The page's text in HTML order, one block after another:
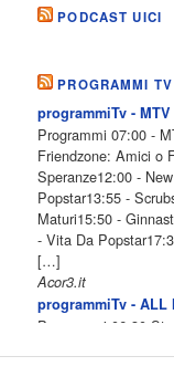
PODCAST UICI
PROGRAMMI
programmiTv - MTV
Programmi 07:00 -
Friendzone: Amici o
Speranze12:00 -
Popstar13:55 -
Maturi15:50 -
- Vita Da
[…]
Acor3.it
programmiTv - ALL
Programmi 06.30